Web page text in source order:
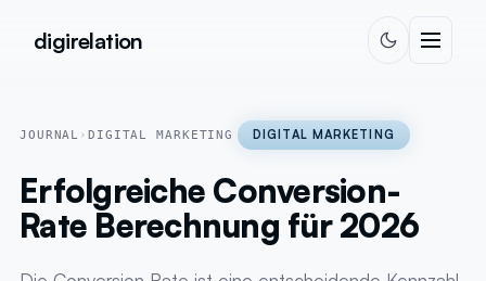
digirelation
JOURNAL ›DIGITAL MARKETING DIGITAL MARKETING
Erfolgreiche Conversion-
Rate Berechnung für 2026